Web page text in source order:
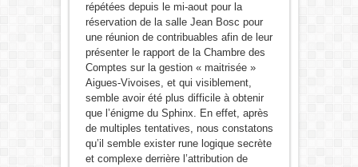
répétées depuis le mi-aout pour la
réservation de la salle Jean Bosc pour
une réunion de contribuables afin de leur
présenter le rapport de la Chambre des
Comptes sur la gestion « maitrisée »
Aigues-Vivoises, et qui visiblement,
semble avoir été plus difficile à obtenir
que l’énigme du Sphinx. En effet, après
de multiples tentatives, nous constatons
qu’il semble exister rune logique secrète
et complexe derrière l’attribution de